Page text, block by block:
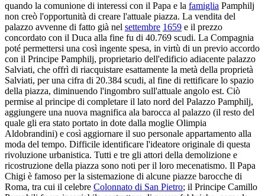
quando la comunione di interessi con il Papa e la famiglia Pamphilj
non creò l'opportunità di creare l'attuale piazza. La vendita del
palazzo avvenne di fatto già nel settembre 1659 e il prezzo
concordato con il Duca alla fine fu di 40.769 scudi. La Compagnia
poté permettersi una così ingente spesa, in virtù di un previo accordo
con il Principe Pamphilj, proprietario dell'edificio adiacente palazzo
Salviati, che offrì di riacquistare esattamente la metà della proprietà
Salviati, per una cifra di 20.384 scudi, al fine di rettificare lo spazio
della piazza, diminuendo l'ingombro sull'attuale angolo est. Ciò
permise al principe di completare il lato nord del Palazzo Pamphilj,
aggiungere una nuova magnifica ala barocca al palazzo (il resto del
quale gli era stato portato in dote dalla moglie Olimpia
Aldobrandini) e così aggiornare il suo personale appartamento alla
moda del tempo. Difficile identificare l'ideatore originale di questa
rivoluzione urbanistica. Tutti e tre gli attori della demolizione e
ricostruzione della piazza sono noti per il loro mecenatismo. Il Papa
Chigi è famoso per la sistemazione di alcune piazze barocche di
Roma, tra cui il celebre Colonnato di San Pietro; il Principe Camillo